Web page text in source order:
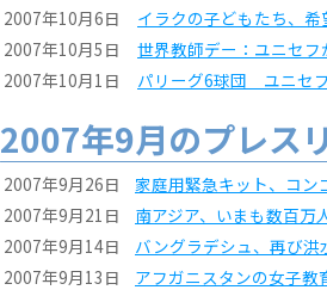
2007年10月6日
イラクの子どもたち、
2007年10月5日
世界教師デー：ユニセ
2007年10月1日
パリーグ6球団 ユニセ
2007年9月のプレス
2007年9月26日
家庭用緊急キット、コ
2007年9月21日
南アジア、いまも数百万
2007年9月14日
バングラデシュ、再び洪
2007年9月13日
アフガニスタンの女子教